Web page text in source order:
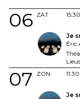
ZAT
06 15:30
Je
Éric
ZON
07 11:30
Je